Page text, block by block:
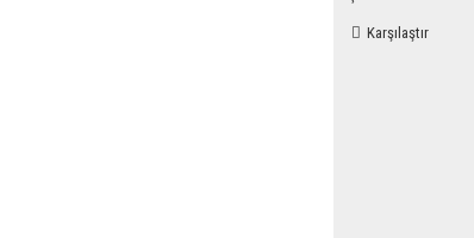
Karşılaştır